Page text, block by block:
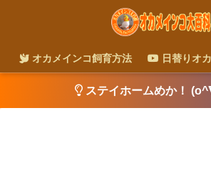
オカメインコ飼育方法 日替りオ
ステイホームめか！